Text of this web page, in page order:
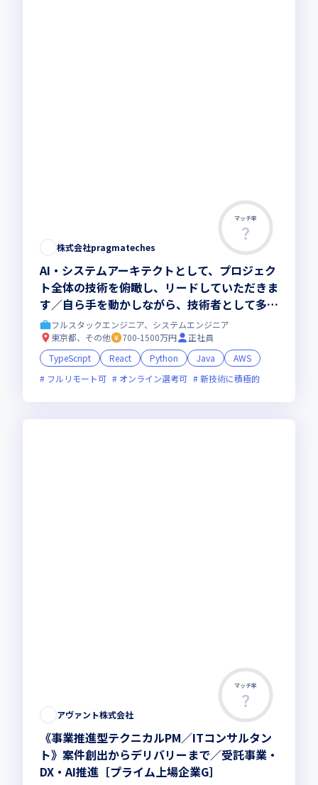
マッチ率
株式会社pragmateches
AI・システムアーキテクトとして、プロジェク
ト全体の技術を俯瞰し、リードしていただきま
す／自ら手を動かしながら、技術者として多角
的に成長できる環境で活躍しませんか
フルスタックエンジニア、システムエンジニア
東京都、その他
700-1500万円
正社員
TypeScript
React Python Java
AWS
フルリモート可
オンライン選考可 新技術に積極的
マッチ率
アヴァント株式会社
《事業推進型テクニカルPM／ITコンサルタン
ト》案件創出からデリバリーまで／受託事業・
DX・AI推進［プライム上場企業G］